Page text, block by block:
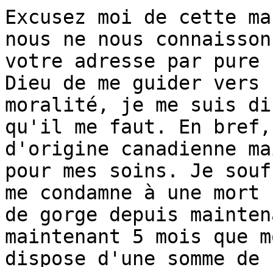
Excusez moi de cette
nous ne nous
votre adresse par pure
Dieu de me guider vers
moralité, je me suis
qu'il me faut. En bref,
d'origine canadienne
pour mes soins. Je
me condamne à une
de gorge depuis
maintenant 5 mois que
dispose d'une somme